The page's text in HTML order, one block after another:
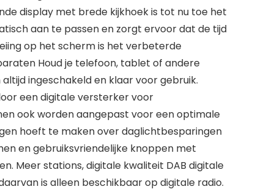
display met brede kijkhoek is tot nu toe het
aan te passen en zorgt ervoor dat de tijd
op het scherm is het verbeterde
Houd je telefoon, tablet of andere
ingeschakeld en klaar voor gebruik.
een digitale versterker voor
ook worden aangepast voor een optimale
hoeft te maken over daglichtbesparingen
en gebruiksvriendelijke knoppen met
Meer stations, digitale kwaliteit DAB digitale
is alleen beschikbaar op digitale radio.